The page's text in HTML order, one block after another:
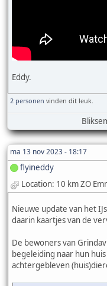
Eddy.
2 personen vinden dit leuk.
ma 13 nov 2023 - 18:17
flyineddy
Location: 10 km ZO
Nieuwe update van het
daarin kaartjes van de
De bewoners van
begeleiding naar hun
achtergebleven